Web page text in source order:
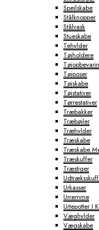
Spejlskabe
Stålknopper
Stålvask
Stueskabe
Tehylder
Tøjholdere
Tøjposer
Tøjskabe
Tøjstativer
Tørrestativer
Træbakker
Træbøjler
Træhylder
Træskabe
Træskabe
Træskuffer
Træstiger
Urkasser
Urremme
Urtepotter I
Væghylder
Vægskabe